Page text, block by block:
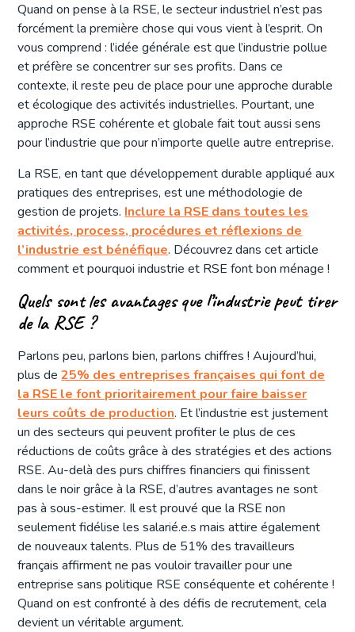
Quand on pense à la RSE, le secteur industriel n’est pas
forcément la première chose qui vous vient à l’esprit. On
vous comprend : l’idée générale est que l’industrie pollue
et préfère se concentrer sur ses profits. Dans ce
contexte, il reste peu de place pour une approche durable
et écologique des activités industrielles. Pourtant, une
approche RSE cohérente et globale fait tout aussi sens
pour l’industrie que pour n’importe quelle autre entreprise.
La RSE, en tant que développement durable appliqué aux
pratiques des entreprises, est une méthodologie de
gestion de projets. Inclure la RSE dans toutes les
activités, process, procédures et réflexions de
l’industrie est bénéfique. Découvrez dans cet article
comment et pourquoi industrie et RSE font bon ménage !
Quels sont les avantages que l’industrie peut tirer
de la RSE ?
Parlons peu, parlons bien, parlons chiffres ! Aujourd’hui,
plus de25% des entreprises françaises qui font de
la RSE le font prioritairement pour faire baisser
leurs coûts de production. Et l’industrie est justement
un des secteurs qui peuvent profiter le plus de ces
réductions de coûts grâce à des stratégies et des actions
RSE. Au-delà des purs chiffres financiers qui finissent
dans le noir grâce à la RSE, d’autres avantages ne sont
pas à sous-estimer. Il est prouvé que la RSE non
seulement fidélise les salarié.e.s mais attire également
de nouveaux talents. Plus de 51% des travailleurs
français affirment ne pas vouloir travailler pour une
entreprise sans politique RSE conséquente et cohérente !
Quand on est confronté à des défis de recrutement, cela
devient un véritable argument.